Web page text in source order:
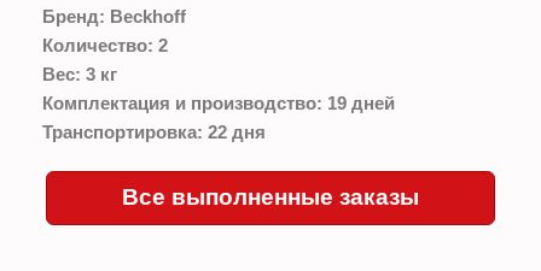
Бренд: Beckhoff
Количество: 2
Вес: 3 кг
Комплектация и производство: 19 дней
Транспортировка: 22 дня
Все выполненные заказы